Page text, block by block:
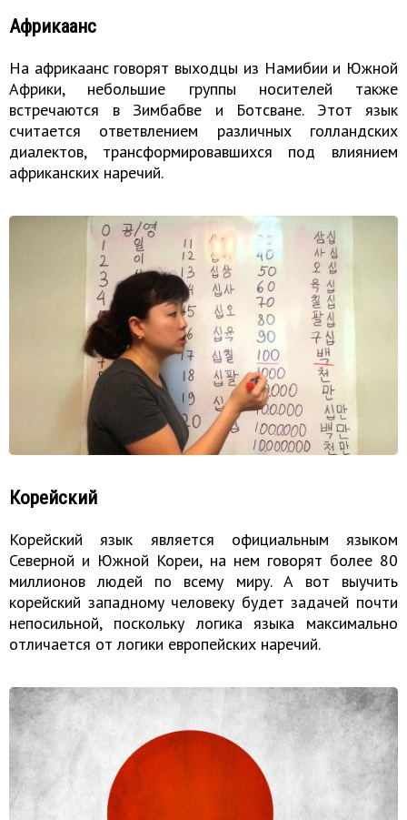
Африкаанс
На африкаанс говорят выходцы из Намибии и Южной
Африки, небольшие группы носителей также
встречаются в Зимбабве и Ботсване. Этот язык
считается ответвлением различных голландских
диалектов, трансформировавшихся под влиянием
африканских наречий.
Корейский
Корейский язык является официальным языком
Северной и Южной Кореи, на нем говорят более 80
миллионов людей по всему миру. А вот выучить
корейский западному человеку будет задачей почти
непосильной, поскольку логика языка максимально
отличается от логики европейских наречий.